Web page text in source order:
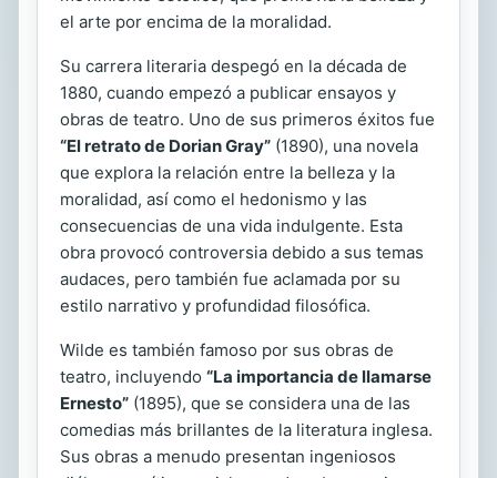
el arte por encima de la moralidad.
Su carrera literaria despegó en la década de
1880, cuando empezó a publicar ensayos y
obras de teatro. Uno de sus primeros éxitos fue
“El retrato de Dorian Gray” (1890), una novela
que explora la relación entre la belleza y la
moralidad, así como el hedonismo y las
consecuencias de una vida indulgente. Esta
obra provocó controversia debido a sus temas
audaces, pero también fue aclamada por su
estilo narrativo y profundidad filosófica.
Wilde es también famoso por sus obras de
teatro, incluyendo “La importancia de llamarse
Ernesto” (1895), que se considera una de las
comedias más brillantes de la literatura inglesa.
Sus obras a menudo presentan ingeniosos